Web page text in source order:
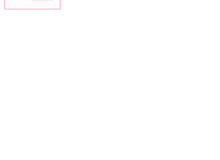
1.